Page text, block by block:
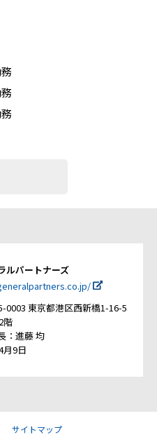
ルパートナーズ
0003 東京都港区西新橋1-16-5
階
：進藤 均
月9日
サイトマップ